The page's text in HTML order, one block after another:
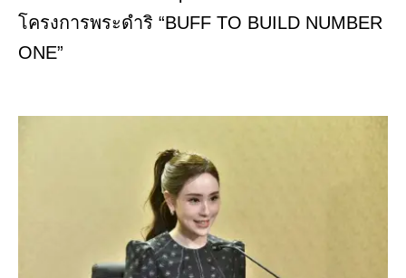
โครงการพระดำริ “BUFF TO BUILD NUMBER
ONE”